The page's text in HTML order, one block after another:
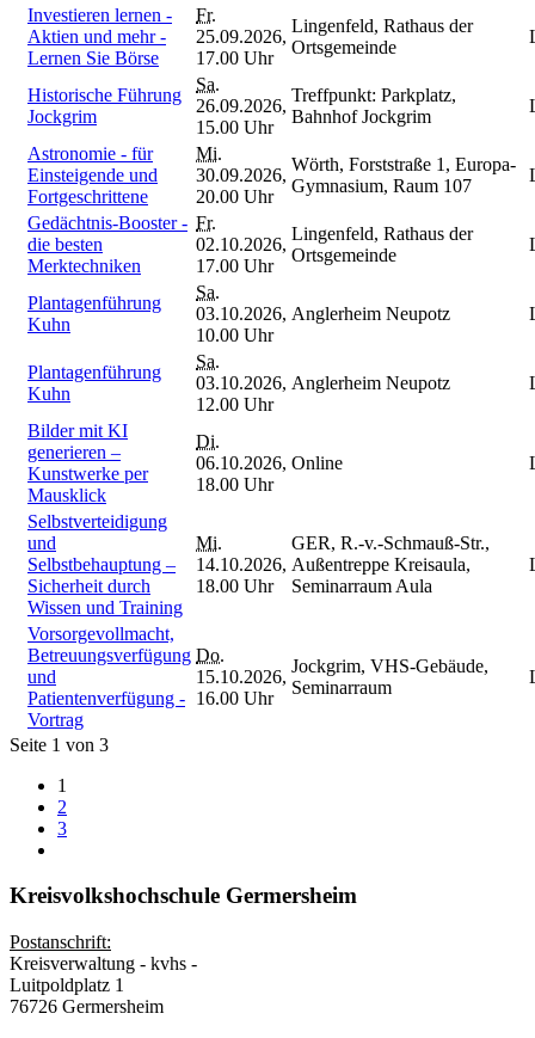
Investieren lernen -
Aktien und mehr -
Lernen Sie Börse
Fr.
25.09.2026,
17.00 Uhr
Lingenfeld, Rathaus der
Ortsgemeinde
Historische Führung
Jockgrim
Sa.
26.09.2026,
15.00 Uhr
Treffpunkt: Parkplatz,
Bahnhof Jockgrim
Astronomie - für
Einsteigende und
Fortgeschrittene
Mi.
30.09.2026,
20.00 Uhr
Wörth, Forststraße 1, Europa-
Gymnasium, Raum 107
Gedächtnis-Booster -
die besten
Merktechniken
Fr.
02.10.2026,
17.00 Uhr
Lingenfeld, Rathaus der
Ortsgemeinde
Plantagenführung
Kuhn
Sa.
03.10.2026,
10.00 Uhr
Anglerheim Neupotz
Plantagenführung
Kuhn
Sa.
03.10.2026,
12.00 Uhr
Anglerheim Neupotz
Bilder mit KI
generieren –
Kunstwerke per
Mausklick
Di.
06.10.2026,
18.00 Uhr
Online
Selbstverteidigung
und
Selbstbehauptung –
Sicherheit durch
Wissen und Training
Mi.
14.10.2026,
18.00 Uhr
GER, R.-v.-Schmauß-Str.,
Außentreppe Kreisaula,
Seminarraum Aula
Vorsorgevollmacht,
Betreuungsverfügung
und
Patientenverfügung -
Vortrag
Do.
15.10.2026,
16.00 Uhr
Jockgrim, VHS-Gebäude,
Seminarraum
Seite 1 von 3
1
2
3
Kreisvolkshochschule Germersheim
Postanschrift:
Kreisverwaltung - kvhs -
Luitpoldplatz 1
76726 Germersheim